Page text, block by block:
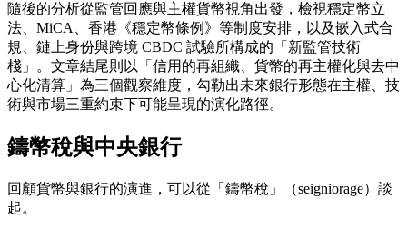
隨後的分析從監管回應與主權貨幣視角出發，檢視穩定幣立
法、MiCA、香港《穩定幣條例》等制度安排，以及嵌入式合
規、鏈上身份與跨境 CBDC 試驗所構成的「新監管技術
棧」。文章結尾則以「信用的再組織、貨幣的再主權化與去中
心化清算」為三個觀察維度，勾勒出未來銀行形態在主權、技
術與市場三重約束下可能呈現的演化路徑。
鑄幣稅與中央銀行
回顧貨幣與銀行的演進，可以從「鑄幣稅」（seigniorage）談
起。